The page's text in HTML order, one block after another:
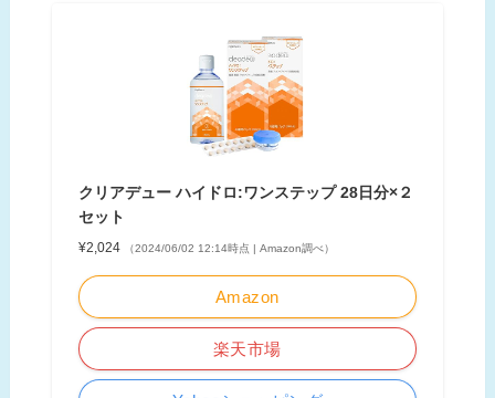
クリアデュー ハイドロ:ワンステップ 28日分×２
セット
¥2,024 （2024/06/02 12:14時点 | Amazon調べ）
Amazon
楽天市場